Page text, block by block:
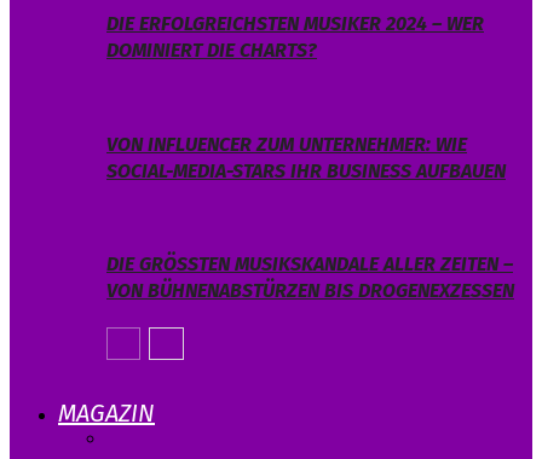
DIE ERFOLGREICHSTEN MUSIKER 2024 – WER
DOMINIERT DIE CHARTS?
VON INFLUENCER ZUM UNTERNEHMER: WIE
SOCIAL-MEDIA-STARS IHR BUSINESS AUFBAUEN
DIE GRÖSSTEN MUSIKSKANDALE ALLER ZEITEN – V
ON BÜHNENABSTÜRZEN BIS DROGENEXZESSEN
MAGAZIN